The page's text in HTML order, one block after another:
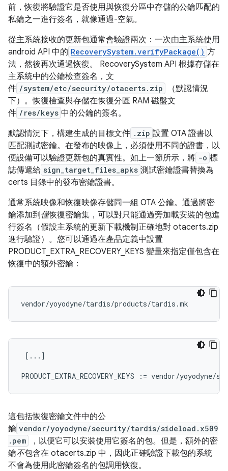
前，恢復將驗證它是否使用與恢復分區中存儲的公鑰匹配的
私鑰之一進行簽名，就像通過-空氣。
從主系統接收的更新包通常會驗證兩次：一次由主系統使用
android API 中的 RecoverySystem.verifyPackage() 方
法，然後再次通過恢復。 RecoverySystem API 根據存儲在
主系統中的公鑰檢查簽名，文
件 /system/etc/security/otacerts.zip
（默認情況
下）。恢復檢查與存儲在恢復分區 RAM 磁盤文
件 /res/keys 中的公鑰的簽名。
默認情況下，構建生成的目標文件 .zip 設置 OTA 證書以
匹配測試密鑰。在發布的映像上，必須使用不同的證書，以
便設備可以驗證更新包的真實性。如上一節所示，將 -o 標
誌傳遞給 sign_target_files_apks 測試密鑰證書替換為
certs 目錄中的發布密鑰證書。
通常系統映像和恢復映像存儲同一組 OTA 公鑰。通過將密
鑰添加到僅恢復密鑰集，可以對只能通過旁加載安裝的包進
行簽名（假設主系統的更新下載機制正確地對 otacerts.zip
進行驗證）。您可以通過在產品定義中設置
PRODUCT_EXTRA_RECOVERY_KEYS 變量來指定僅包含在
恢復中的額外密鑰：
[...]
這包括恢復密鑰文件中的公
鑰 vendor/yoyodyne/security/tardis/sideload.x509
.pem
，以便它可以安裝使用它簽名的包。但是，額外的密
鑰不包含在 otacerts.zip 中，因此正確驗證下載包的系統
不會為使用此密鑰簽名的包調用恢復。